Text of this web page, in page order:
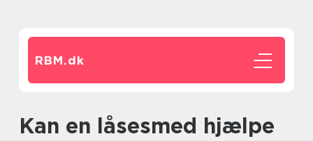
RBM.dk
Kan en låsesmed hjælpe